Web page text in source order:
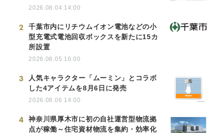
2026.08.04 14:00
2
千葉市内にリチウムイオン電池などの小
型充電式電池回収ボックスを新たに15カ
所設置
2026.08.05 16:00
3
人気キャラクター「ムーミン」とコラボ
した4アイテムを8月6日に発売
2026.08.06 14:00
4
神奈川県厚木市に初の自社運営型物流拠
点が稼働～住宅資材物流を集約・効率化